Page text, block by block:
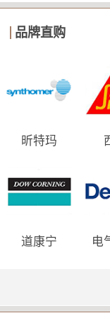
品牌直购
昕特玛
道康宁 电